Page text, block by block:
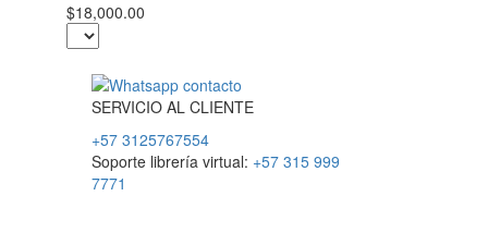
$18,000.00
SERVICIOAL CLIENTE
+57 3125767554
Soporte librería virtual: +57 315 999
7771